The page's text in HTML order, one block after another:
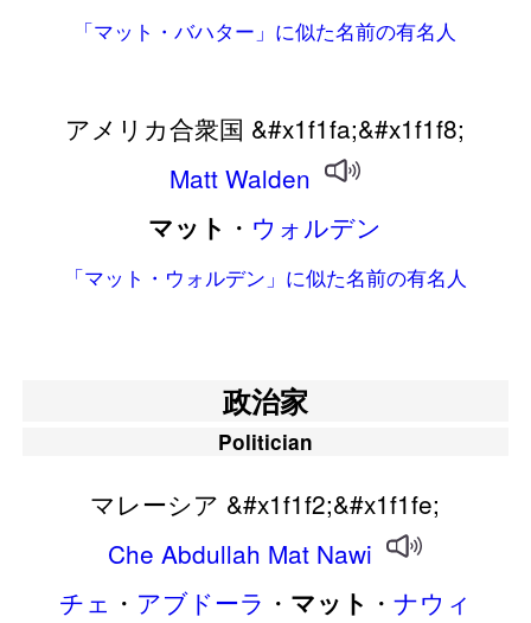
「マット・バハター」に似た名前の有名人
アメリカ合衆国 &#x1f1fa;&#x1f1f8;
Matt Walden
マット ・ ウォルデン
「マット・ウォルデン」に似た名前の有名人
政治家
Politician
マレーシア &#x1f1f2;&#x1f1fe;
Che Abdullah Mat Nawi
チェ ・ アブドーラ ・ マット ・ ナウィ